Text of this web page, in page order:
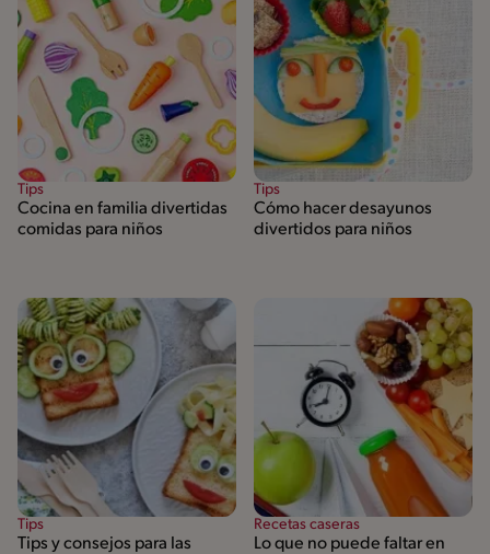
Tips
Cocina en familia divertidas
comidas para niños
Tips
Cómo hacer desayunos
divertidos para niños
Tips
Tips y consejos para las
Recetas caseras
Lo que no puede faltar en